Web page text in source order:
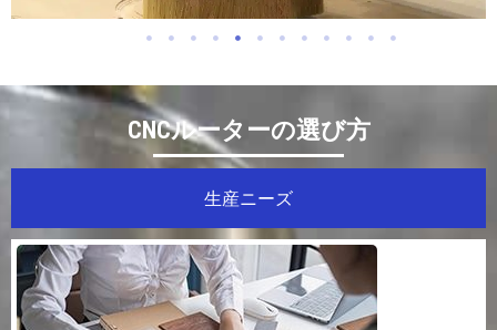
木工業
CNCルーターの選び方
生産ニーズ